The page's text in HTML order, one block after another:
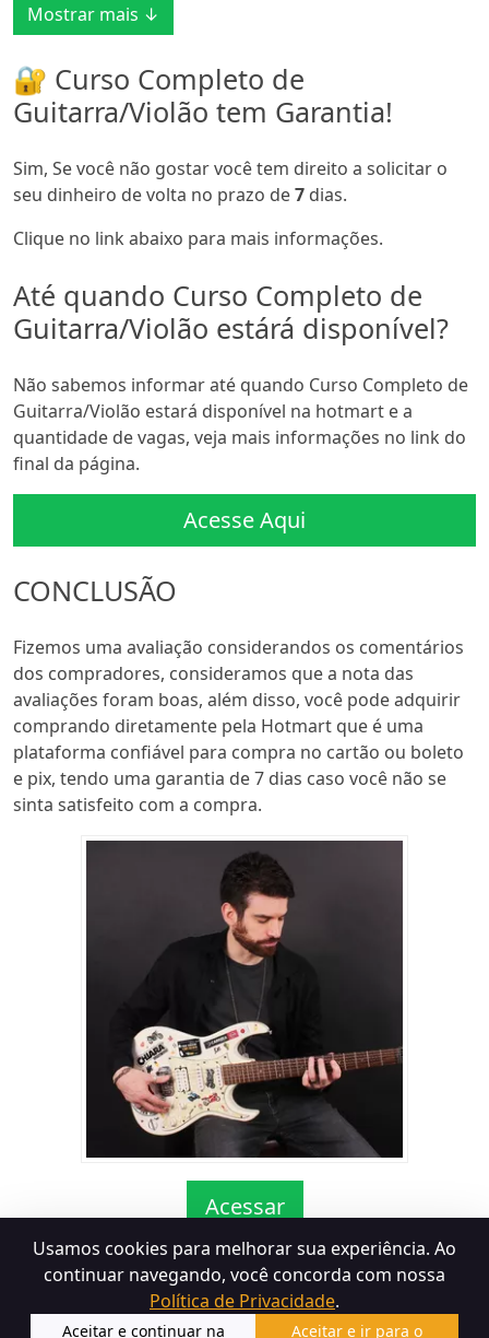
Mostrar mais ↓
🔐 Curso Completo de
Guitarra/Violão tem Garantia!
Sim, Se você não gostar você tem direito a solicitar o
seu dinheiro de volta no prazo de7 dias.
Clique no link abaixo para mais informações.
Até quando Curso Completo de
Guitarra/Violão estárá disponível?
Não sabemos informar até quando Curso Completo de
Guitarra/Violão estará disponível na hotmart e a
quantidade de vagas, veja mais informações no link do
final da página.
Acesse Aqui
CONCLUSÃO
Fizemos uma avaliação considerandos os comentários
dos compradores, consideramos que a nota das
avaliações foram boas, além disso, você pode adquirir
comprando diretamente pela Hotmart que é uma
plataforma confiável para compra no cartão ou boleto
e pix, tendo uma garantia de 7 dias caso você não se
sinta satisfeito com a compra.
Usamos cookies para melhorar sua experiência. Ao
continuar navegando, você concorda com nossa
Política de Privacidade.
Aceitar e continuar na Aceitar e ir para o
Termos de Uso Política de Devolução Política de